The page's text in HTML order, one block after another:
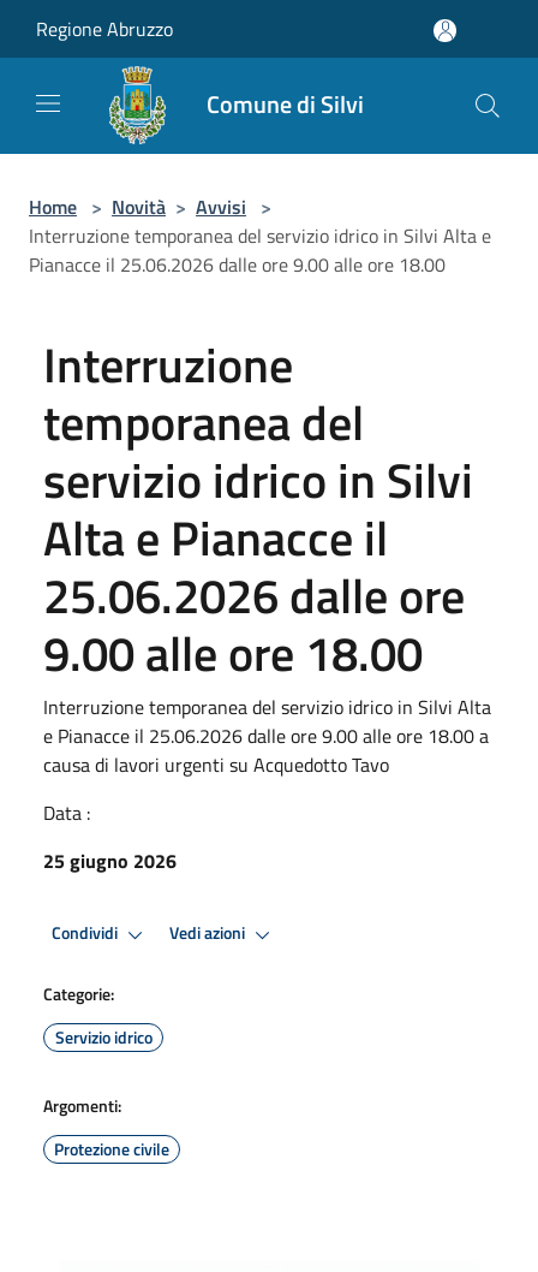
Regione Abruzzo
Comune di Silvi
Home > Novità > Avvisi >
Interruzione temporanea del servizio idrico in Silvi Alta e
Pianacce il 25.06.2026 dalle ore 9.00 alle ore 18.00
Interruzione
temporanea del
servizio idrico in Silvi
Alta e Pianacce il
25.06.2026 dalle ore
9.00 alle ore 18.00
Interruzione temporanea del servizio idrico in Silvi Alta
e Pianacce il 25.06.2026 dalle ore 9.00 alle ore 18.00 a
causa di lavori urgenti su Acquedotto Tavo
Data :
25 giugno 2026
Condividi Vedi azioni
Categorie:
Servizio idrico
Argomenti:
Protezione civile